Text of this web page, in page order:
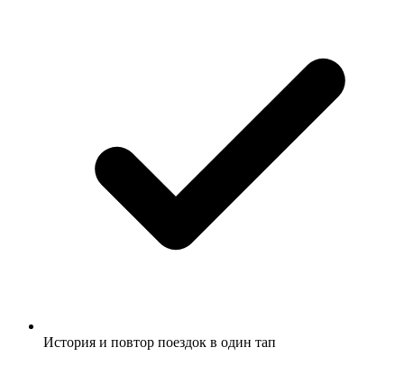
История и повтор поездок в один тап